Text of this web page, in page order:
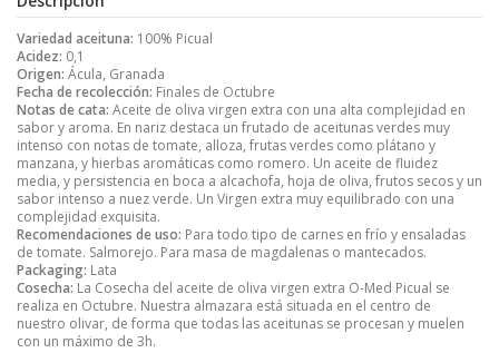
Variedad aceituna: 100% Picual
Acidez: 0,1
Origen: Ácula, Granada
Fecha de recolección: Finales de Octubre
Notas de cata: Aceite de oliva virgen extra con una alta complejidad en
sabor y aroma. En nariz destaca un frutado de aceitunas verdes muy
intenso con notas de tomate, alloza, frutas verdes como plátano y
manzana, y hierbas aromáticas como romero. Un aceite de fluidez
media, y persistencia en boca a alcachofa, hoja de oliva, frutos secos y un
sabor intenso a nuez verde. Un Virgen extra muy equilibrado con una
complejidad exquisita.
Recomendaciones de uso: Para todo tipo de carnes en frío y ensaladas
de tomate. Salmorejo. Para masa de magdalenas o mantecados.
Packaging: Lata
Cosecha: La Cosecha del aceite de oliva virgen extra O-Med Picual se
realiza en Octubre. Nuestra almazara está situada en el centro de
nuestro olivar, de forma que todas las aceitunas se procesan y muelen
con un máximo de 3h.